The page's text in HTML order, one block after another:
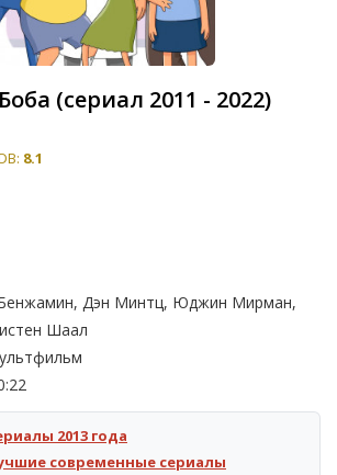
(сериал 2011 - 2022)
8.1
Дэн Минтц, Юджин Мирман,
Шаал
2013 года
современные сериалы